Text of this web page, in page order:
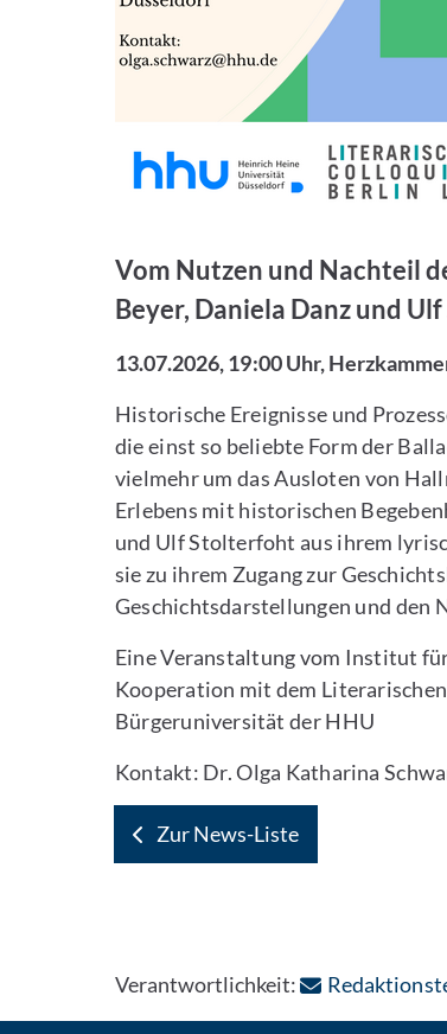
Vom Nutzen und Nachteil
Beyer, Daniela Danz und
13.07.2026, 19:00 Uhr,
Historische Ereignisse und
die einst so beliebte Form der
vielmehr um das Ausloten von
Erlebens mit historischen
und Ulf Stolterfoht aus ihrem
sie zu ihrem Zugang zur
Geschichtsdarstellungen und den
Eine Veranstaltung vom Institut
Kooperation mit dem
Bürgeruniversität der HHU
Kontakt: Dr. Olga Katharina
Zur News-Liste
Verantwortlichkeit: